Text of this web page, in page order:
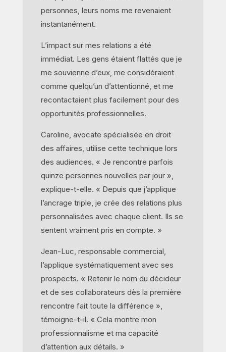
personnes, leurs noms me revenaient
instantanément.
L’impact sur mes relations a été
immédiat. Les gens étaient flattés que je
me souvienne d’eux, me considéraient
comme quelqu’un d’attentionné, et me
recontactaient plus facilement pour des
opportunités professionnelles.
Caroline, avocate spécialisée en droit
des affaires, utilise cette technique lors
des audiences. « Je rencontre parfois
quinze personnes nouvelles par jour »,
explique-t-elle. « Depuis que j’applique
l’ancrage triple, je crée des relations plus
personnalisées avec chaque client. Ils se
sentent vraiment pris en compte. »
Jean-Luc, responsable commercial,
l’applique systématiquement avec ses
prospects. « Retenir le nom du décideur
et de ses collaborateurs dès la première
rencontre fait toute la différence »,
témoigne-t-il. « Cela montre mon
professionnalisme et ma capacité
d’attention aux détails. »